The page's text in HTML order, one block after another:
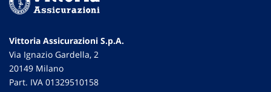
Vittoria Assicurazioni S.p.A.
Via Ignazio Gardella, 2
20149 Milano
Part. IVA 01329510158